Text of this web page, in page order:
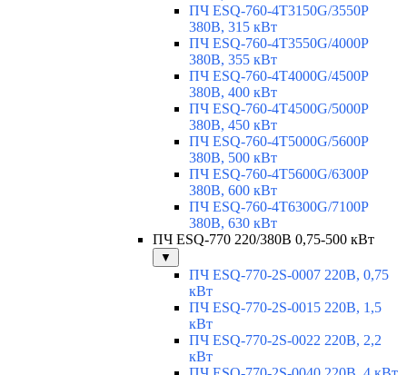
ПЧ ESQ-760-4T3150G/3550P
380В, 315 кВт
ПЧ ESQ-760-4T3550G/4000P
380В, 355 кВт
ПЧ ESQ-760-4T4000G/4500P
380В, 400 кВт
ПЧ ESQ-760-4T4500G/5000P
380В, 450 кВт
ПЧ ESQ-760-4T5000G/5600P
380В, 500 кВт
ПЧ ESQ-760-4T5600G/6300P
380В, 600 кВт
ПЧ ESQ-760-4T6300G/7100P
380В, 630 кВт
ПЧ ESQ-770 220/380В 0,75-500 кВт
▼
ПЧ ESQ-770-2S-0007 220В, 0,75
кВт
ПЧ ESQ-770-2S-0015 220В, 1,5
кВт
ПЧ ESQ-770-2S-0022 220В, 2,2
кВт